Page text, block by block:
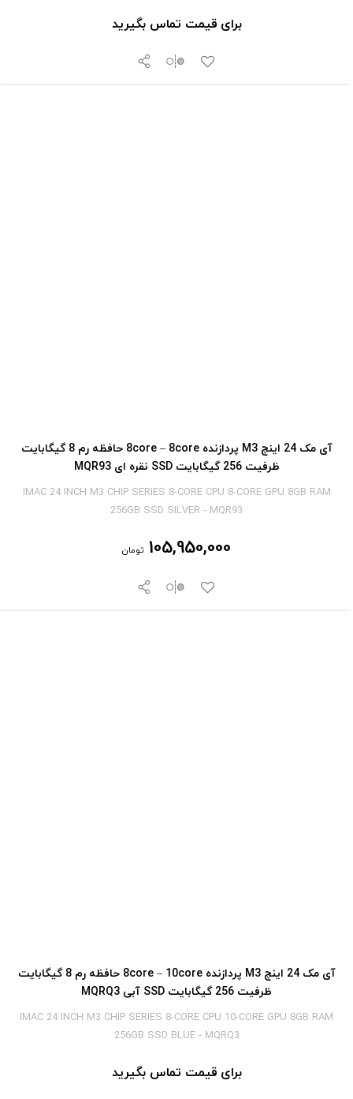
برای قیمت تماس بگیرید
آی‎ مک 24 اینچ M3 پردازنده 8core – 8core حافظه رم 8 گیگابایت
ظرفیت 256 گیگابایت SSD نقره ای MQR93
IMAC 24 INCH M3 CHIP SERIES 8-CORE CPU 8-CORE GPU 8GB RAM
256GB SSD SILVER - MQR93
105,950,000 تومان
آی‎ مک 24 اینچ M3 پردازنده 8core – 10core حافظه رم 8 گیگابایت
ظرفیت 256 گیگابایت SSD آبی MQRQ3
IMAC 24 INCH M3 CHIP SERIES 8-CORE CPU 10-CORE GPU 8GB RAM
256GB SSD BLUE - MQRQ3
برای قیمت تماس بگیرید